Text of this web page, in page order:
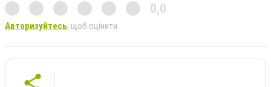
0,0
Авторизуйтесь, щоб оцінити